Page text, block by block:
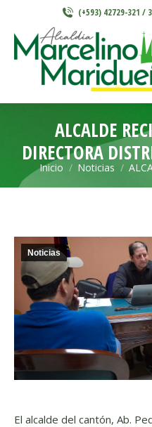
(+593) 42729-321 /
ALCALDE
DIRECTORA
Estás aquí:
Inicio Noticias
Noticias
El alcalde del cantón, Ab.